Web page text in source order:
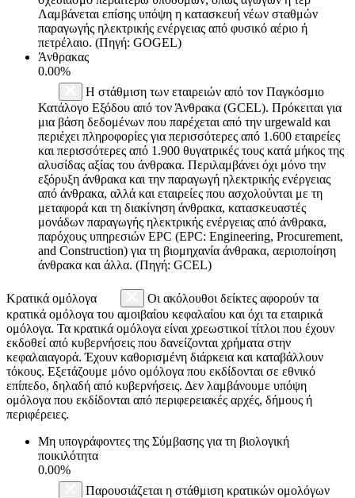
Λαμβάνεται επίσης υπόψη η κατασκευή νέων σταθμών
παραγωγής ηλεκτρικής ενέργειας από φυσικό αέριο ή
πετρέλαιο. (Πηγή: GOGEL)
Άνθρακας
0.00%
Η στάθμιση των εταιρειών από τον Παγκόσμιο
Κατάλογο Εξόδου από τον Άνθρακα (GCEL). Πρόκειται για
μια βάση δεδομένων που παρέχεται από την urgewald και
περιέχει πληροφορίες για περισσότερες από 1.600 εταιρείες
και περισσότερες από 1.900 θυγατρικές τους κατά μήκος της
αλυσίδας αξίας του άνθρακα. Περιλαμβάνει όχι μόνο την
εξόρυξη άνθρακα και την παραγωγή ηλεκτρικής ενέργειας
από άνθρακα, αλλά και εταιρείες που ασχολούνται με τη
μεταφορά και τη διακίνηση άνθρακα, κατασκευαστές
μονάδων παραγωγής ηλεκτρικής ενέργειας από άνθρακα,
παρόχους υπηρεσιών EPC (EPC: Engineering, Procurement,
and Construction) για τη βιομηχανία άνθρακα, αεριοποίηση
άνθρακα και άλλα. (Πηγή: GCEL)
Κρατικά ομόλογα
Οι ακόλουθοι δείκτες αφορούν τα
κρατικά ομόλογα του αμοιβαίου κεφαλαίου και όχι τα εταιρικά
ομόλογα. Τα κρατικά ομόλογα είναι χρεωστικοί τίτλοι που έχουν
εκδοθεί από κυβερνήσεις που δανείζονται χρήματα στην
κεφαλαιαγορά. Έχουν καθορισμένη διάρκεια και καταβάλλουν
τόκους. Εξετάζουμε μόνο ομόλογα που εκδίδονται σε εθνικό
επίπεδο, δηλαδή από κυβερνήσεις. Δεν λαμβάνουμε υπόψη
ομόλογα που εκδίδονται από περιφερειακές αρχές, δήμους ή
περιφέρειες.
Μη υπογράφοντες της Σύμβασης για τη βιολογική
ποικιλότητα
0.00%
Παρουσιάζεται η στάθμιση κρατικών ομολόγων